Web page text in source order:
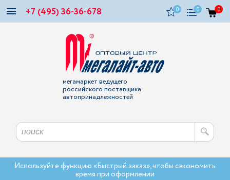
+7 (495) 36-36-678 0 0 0
мегамаркет ведущего
российского поставщика
автопринадлежностей
Используйте функцию «Быстрый заказ», чтобы сэкономить
время при оформлении